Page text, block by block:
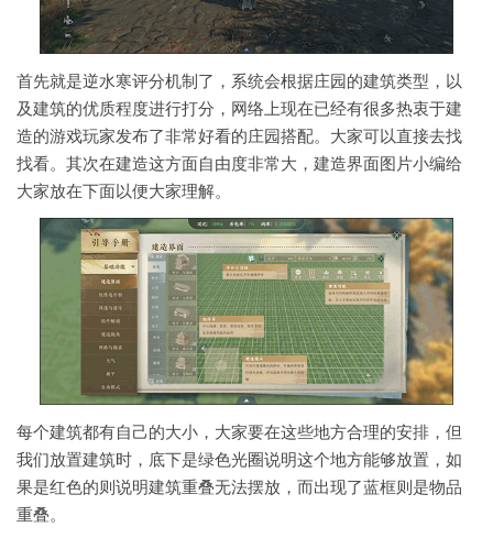
首先就是逆水寒评分机制了，系统会根据庄园的建筑类型，以
及建筑的优质程度进行打分，网络上现在已经有很多热衷于建
造的游戏玩家发布了非常好看的庄园搭配。大家可以直接去找
找看。其次在建造这方面自由度非常大，建造界面图片小编给
大家放在下面以便大家理解。
每个建筑都有自己的大小，大家要在这些地方合理的安排，但
我们放置建筑时，底下是绿色光圈说明这个地方能够放置，如
果是红色的则说明建筑重叠无法摆放，而出现了蓝框则是物品
重叠。